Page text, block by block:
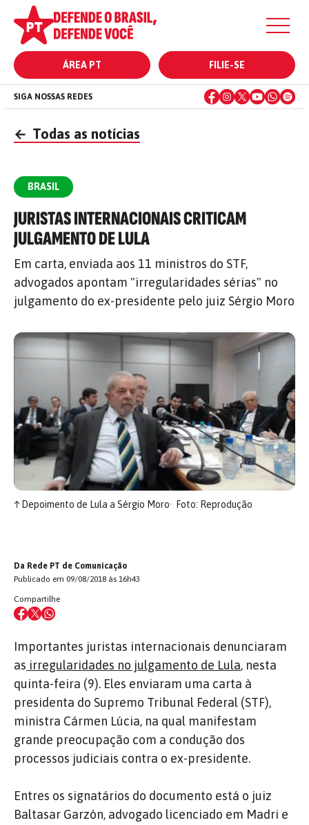
ÁREA PT FILIE-SE
SIGA NOSSAS REDES
← Todas as notícias
BRASIL
JURISTAS INTERNACIONAIS CRITICAM
JULGAMENTO DE LULA
Em carta, enviada aos 11 ministros do STF,
advogados apontam "irregularidades sérias" no
julgamento do ex-presidente pelo juiz Sérgio Moro
↑Depoimento de Lula a Sérgio Moro Foto: Reprodução
Da Rede PT de Comunicação
Publicado em 09/08/2018 às 16h43
Compartilhe
Importantes juristas internacionais denunciaram
as irregularidades no julgamento de Lula, nesta
quinta-feira (9). Eles enviaram uma carta à
presidenta do Supremo Tribunal Federal (STF),
ministra Cármen Lúcia, na qual manifestam
grande preocupação com a condução dos
processos judiciais contra o ex-presidente.
Entres os signatários do documento está o juiz
Baltasar Garzón, advogado licenciado em Madri e